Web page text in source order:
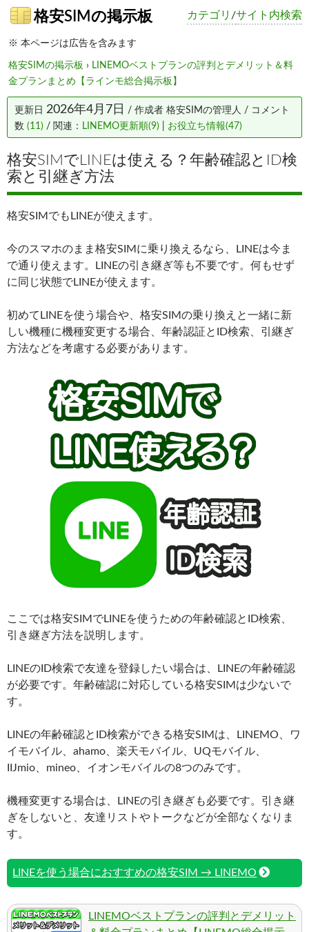
サイト内検索
カテゴリ /
格安SIMの掲示板
※ 本ページは広告を含みます
格安SIMの掲示板 › LINEMOベストプランの評判とデメリット＆料
金プランまとめ【ラインモ総合掲示板】
更新日 2026年4月7日 / 作成者 格安SIMの管理人 / コメント
数 (11) / 関連： LINEMO更新順(9) お役立ち情報(47)
格安SIMでLINEは使える？年齢確認とID検
索と引継ぎ方法
格安SIMでもLINEが使えます。
今のスマホのまま格安SIMに乗り換えるなら、LINEは今ま
で通り使えます。LINEの引き継ぎ等も不要です。何もせず
に同じ状態でLINEが使えます。
初めてLINEを使う場合や、格安SIMの乗り換えと一緒に新
しい機種に機種変更する場合、年齢認証とID検索、引継ぎ
方法などを考慮する必要があります。
ここでは格安SIMでLINEを使うための年齢確認とID検索、
引き継ぎ方法を説明します。
LINEのID検索で友達を登録したい場合は、LINEの年齢確認
が必要です。年齢確認に対応している格安SIMは少ないで
す。
LINEの年齢確認とID検索ができる格安SIMは、LINEMO、ワ
イモバイル、ahamo、楽天モバイル、UQモバイル、
IIJmio、mineo、イオンモバイルの8つのみです。
機種変更する場合は、LINEの引き継ぎも必要です。引き継
ぎをしないと、友達リストやトークなどが全部なくなりま
す。
LINEを使う場合におすすめの格安SIM → LINEMO
LINEMOベストプランの評判とデメリット